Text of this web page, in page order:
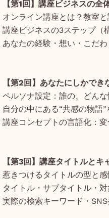
【第1回】講座ビジネスの
オンライン講座とは？教室
講座ビジネスの3ステップ（
あなたの経験・想い・こだ
【第2回】あなたにしかで
ペルソナ設定：誰の、どん
自分の中にある“共感の物語
講座コンセプトの言語化：
【第3回】講座タイトルと
惹きつけるタイトルの型と感
タイトル・サブタイトル・
実際の検索キーワード・